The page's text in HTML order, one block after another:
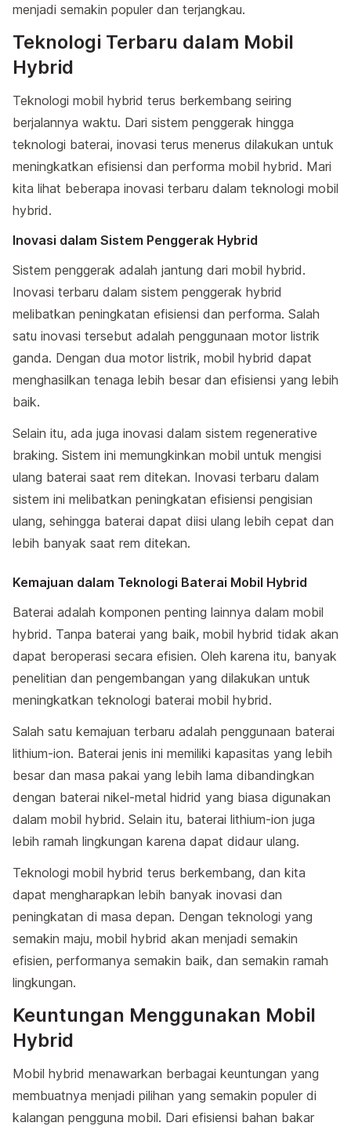
menjadi semakin populer dan terjangkau.
Teknologi Terbaru dalam Mobil
Hybrid
Teknologi mobil hybrid terus berkembang seiring
berjalannya waktu. Dari sistem penggerak hingga
teknologi baterai, inovasi terus menerus dilakukan untuk
meningkatkan efisiensi dan performa mobil hybrid. Mari
kita lihat beberapa inovasi terbaru dalam teknologi mobil
hybrid.
Inovasi dalam Sistem Penggerak Hybrid
Sistem penggerak adalah jantung dari mobil hybrid.
Inovasi terbaru dalam sistem penggerak hybrid
melibatkan peningkatan efisiensi dan performa. Salah
satu inovasi tersebut adalah penggunaan motor listrik
ganda. Dengan dua motor listrik, mobil hybrid dapat
menghasilkan tenaga lebih besar dan efisiensi yang lebih
baik.
Selain itu, ada juga inovasi dalam sistem regenerative
braking. Sistem ini memungkinkan mobil untuk mengisi
ulang baterai saat rem ditekan. Inovasi terbaru dalam
sistem ini melibatkan peningkatan efisiensi pengisian
ulang, sehingga baterai dapat diisi ulang lebih cepat dan
lebih banyak saat rem ditekan.
Kemajuan dalam Teknologi Baterai Mobil Hybrid
Baterai adalah komponen penting lainnya dalam mobil
hybrid. Tanpa baterai yang baik, mobil hybrid tidak akan
dapat beroperasi secara efisien. Oleh karena itu, banyak
penelitian dan pengembangan yang dilakukan untuk
meningkatkan teknologi baterai mobil hybrid.
Salah satu kemajuan terbaru adalah penggunaan baterai
lithium-ion. Baterai jenis ini memiliki kapasitas yang lebih
besar dan masa pakai yang lebih lama dibandingkan
dengan baterai nikel-metal hidrid yang biasa digunakan
dalam mobil hybrid. Selain itu, baterai lithium-ion juga
lebih ramah lingkungan karena dapat didaur ulang.
Teknologi mobil hybrid terus berkembang, dan kita
dapat mengharapkan lebih banyak inovasi dan
peningkatan di masa depan. Dengan teknologi yang
semakin maju, mobil hybrid akan menjadi semakin
efisien, performanya semakin baik, dan semakin ramah
lingkungan.
Keuntungan Menggunakan Mobil
Hybrid
Mobil hybrid menawarkan berbagai keuntungan yang
membuatnya menjadi pilihan yang semakin populer di
kalangan pengguna mobil. Dari efisiensi bahan bakar